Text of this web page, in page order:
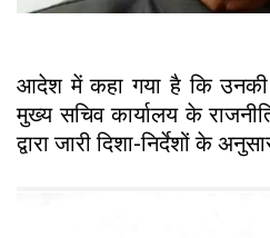
आदेश में कहा गया है कि उनकी
मुख्य सचिव कार्यालय के
द्वारा जारी दिशा-निर्देशों के